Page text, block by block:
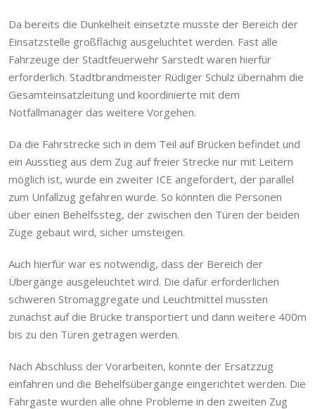
Da bereits die Dunkelheit einsetzte musste der Bereich der
Einsatzstelle großflächig ausgeluchtet werden. Fast alle
Fahrzeuge der Stadtfeuerwehr Sarstedt waren hierfür
erforderlich. Stadtbrandmeister Rüdiger Schulz übernahm die
Gesamteinsatzleitung und koordinierte mit dem
Notfallmanager das weitere Vorgehen.
Da die Fahrstrecke sich in dem Teil auf Brücken befindet und
ein Ausstieg aus dem Zug auf freier Strecke nur mit Leitern
möglich ist, wurde ein zweiter ICE angefordert, der parallel
zum Unfallzug gefahren wurde. So könnten die Personen
über einen Behelfssteg, der zwischen den Türen der beiden
Züge gebaut wird, sicher umsteigen.
Auch hierfür war es notwendig, dass der Bereich der
Übergänge ausgeleuchtet wird. Die dafür erforderlichen
schweren Stromaggregate und Leuchtmittel mussten
zunächst auf die Brücke transportiert und dann weitere 400m
bis zu den Türen getragen werden.
Nach Abschluss der Vorarbeiten, konnte der Ersatzzug
einfahren und die Behelfsübergänge eingerichtet werden. Die
Fahrgäste wurden alle ohne Probleme in den zweiten Zug